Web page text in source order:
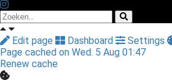
Edit page Dashboard Settings
Page cached on Wed. 5 Aug 01:47
Renew cache